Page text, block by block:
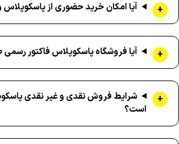
آیا امکان خرید حضوری از پاسکوپلاس
آیا فروشگاه پاسکوپلاس فاکتور
شرایط فروش نقدی و غیر نقدی
است؟